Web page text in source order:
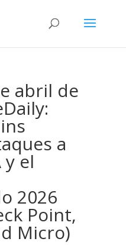
abril de
a
el
2026
Point,
Micro)